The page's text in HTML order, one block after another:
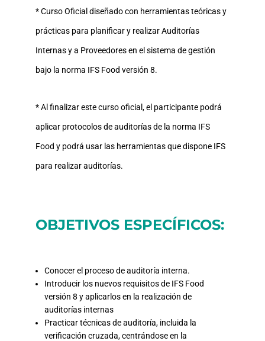
* Curso Oficial diseñado con herramientas teóricas y
prácticas para planificar y realizar Auditorías
Internas y a Proveedores en el sistema de gestión
bajo la norma IFS Food versión 8.
* Al finalizar este curso oficial, el participante podrá
aplicar protocolos de auditorías de la norma IFS
Food y podrá usar las herramientas que dispone IFS
para realizar auditorías.
OBJETIVOS ESPECÍFICOS:
Conocer el proceso de auditoría interna.
Introducir los nuevos requisitos de IFS Food
versión 8 y aplicarlos en la realización de
auditorías internas
Practicar técnicas de auditoría, incluida la
verificación cruzada, centrándose en la